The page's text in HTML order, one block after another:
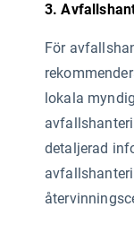
3.
För
lokala
detaljerad